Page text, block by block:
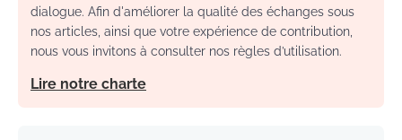
dialogue. Afin d'améliorer la qualité des échanges sous
nos articles, ainsi que votre expérience de contribution,
nous vous invitons à consulter nos règles d’utilisation.
Lire notre charte